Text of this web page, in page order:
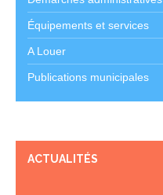
Équipements et services
A Louer
Publications municipales
ACTUALITÉS